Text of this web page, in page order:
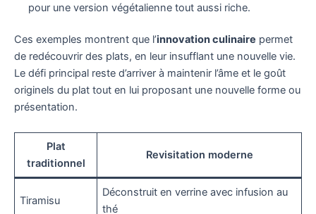
pour une version végétalienne tout aussi riche.
Ces exemples montrent que l’innovation culinaire permet
de redécouvrir des plats, en leur insufflant une nouvelle vie.
Le défi principal reste d’arriver à maintenir l’âme et le goût
originels du plat tout en lui proposant une nouvelle forme ou
présentation.
Plat
traditionnel
Revisitation moderne
Tiramisu
Déconstruit en verrine avec infusion au
thé